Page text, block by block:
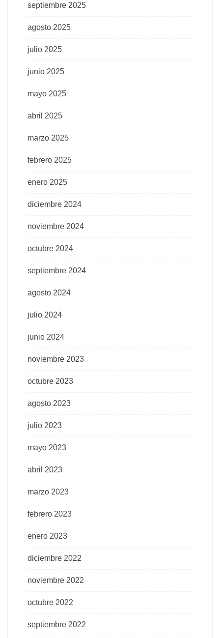
septiembre 2025
agosto 2025
julio 2025
junio 2025
mayo 2025
abril 2025
marzo 2025
febrero 2025
enero 2025
diciembre 2024
noviembre 2024
octubre 2024
septiembre 2024
agosto 2024
julio 2024
junio 2024
noviembre 2023
octubre 2023
agosto 2023
julio 2023
mayo 2023
abril 2023
marzo 2023
febrero 2023
enero 2023
diciembre 2022
noviembre 2022
octubre 2022
septiembre 2022